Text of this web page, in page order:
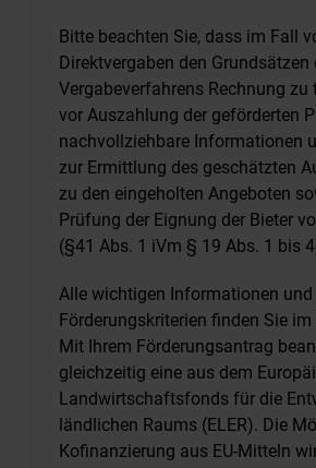
Bitte beachten Sie, dass im Fall
Direktvergaben den Grundsätzen
Vergabeverfahrens Rechnung zu
vor Auszahlung der geförderten
nachvollziehbare Informationen
zur Ermittlung des geschätzten
zu den eingeholten Angeboten
Prüfung der Eignung der Bieter
(§41 Abs. 1 iVm § 19 Abs. 1 bis
Alle wichtigen Informationen und
Förderungskriterien finden Sie im
Mit Ihrem Förderungsantrag
gleichzeitig eine aus dem
Landwirtschaftsfonds für die
ländlichen Raums (ELER). Die
Kofinanzierung aus EU-Mitteln